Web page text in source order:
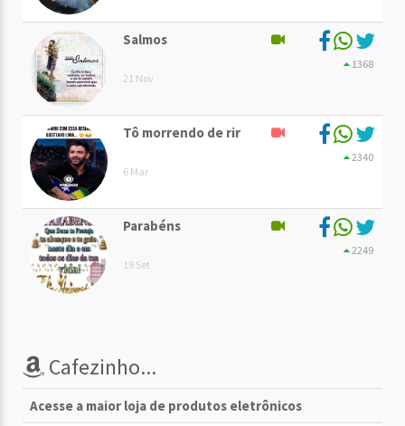
Salmos
21 Nov
1368
Tô morrendo de rir
6 Mar
2340
Parabéns
19 Set
2249
Cafezinho...
Acesse a maior loja de produtos eletrônicos